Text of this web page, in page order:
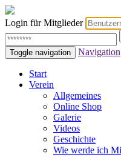
Login für Mitglieder
Toggle navigation Navigation
Start
Verein
Allgemeines
Online Shop
Galerie
Videos
Geschichte
Wie werde ich